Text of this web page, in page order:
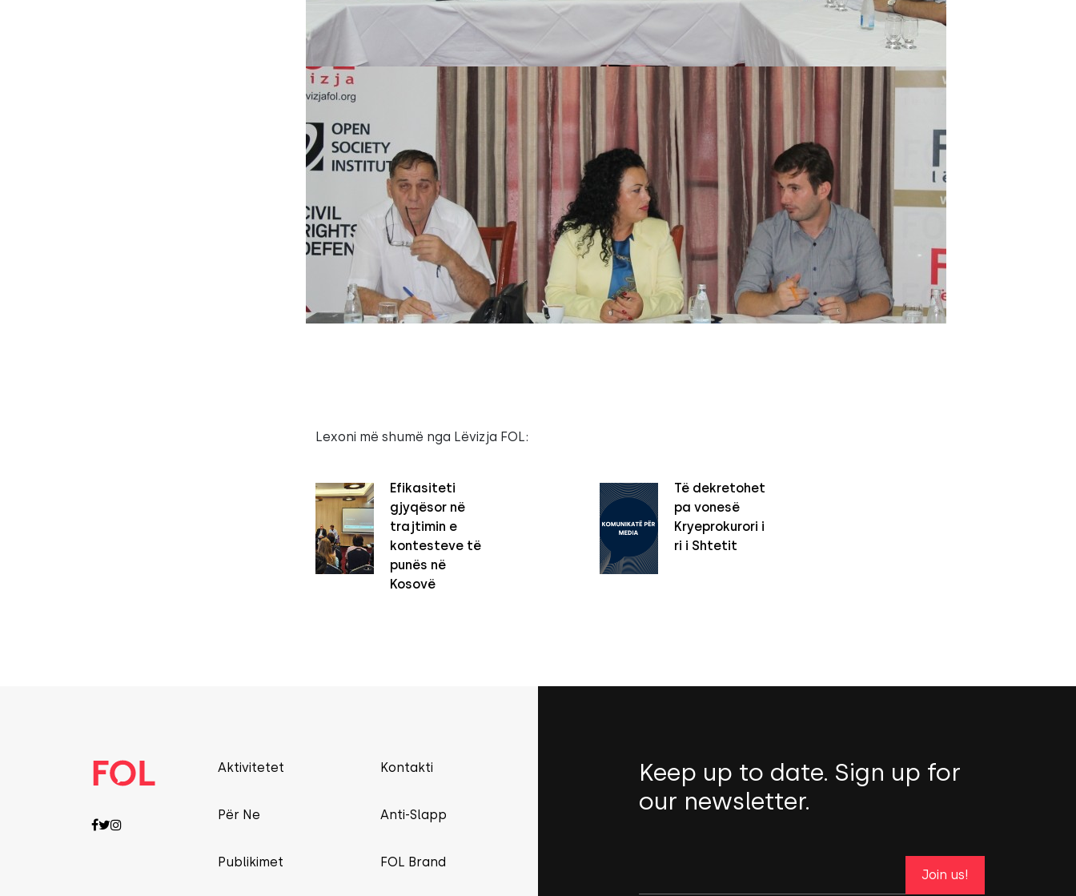
Lexoni më shumë nga Lëvizja FOL:
Efikasiteti
gjyqësor në
trajtimin e
kontesteve të
punës në
Kosovë
Të dekretohet
pa vonesë
Kryeprokurori i
ri i Shtetit
Aktivitetet
Për Ne
Publikimet
Kontakti
Anti-Slapp
FOL Brand
Keep up to date. Sign up for
our newsletter.
Join us!